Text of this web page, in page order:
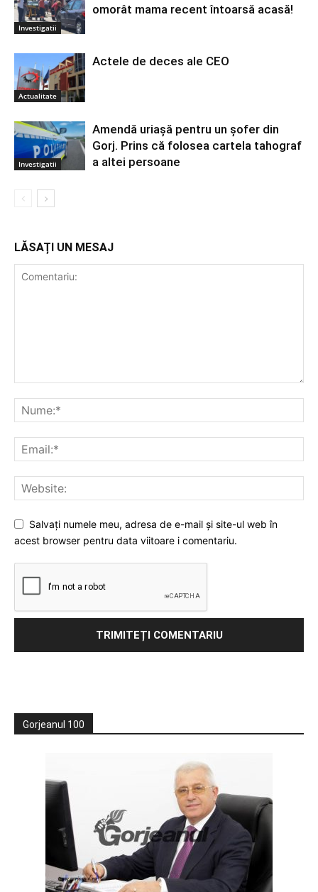
Investigatii
omorât mama recent întoarsă acasă!
Actualitate
Actele de deces ale CEO
Investigatii
Amendă uriașă pentru un șofer din
Gorj. Prins că folosea cartela tahograf
a altei persoane
LĂSAȚI UN MESAJ
Salvați numele meu, adresa de e-mail și site-ul web în
acest browser pentru data viitoare i comentariu.
Gorjeanul 100